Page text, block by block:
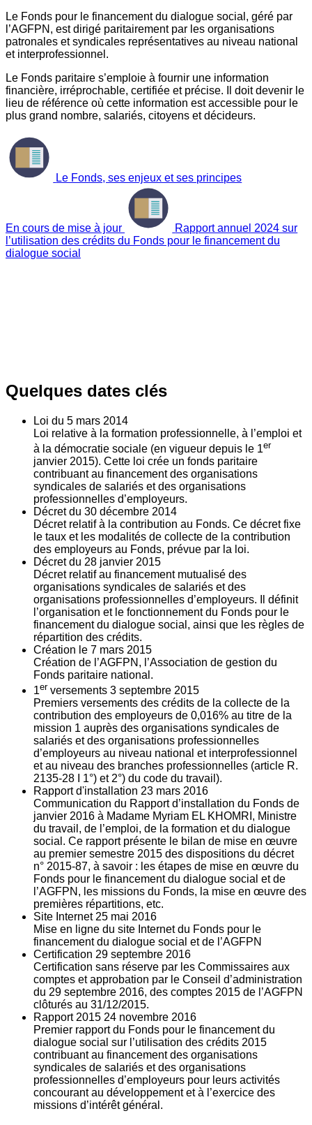
Le Fonds pour le financement du dialogue social, géré par
l’AGFPN, est dirigé paritairement par les organisations
patronales et syndicales représentatives au niveau national
et interprofessionnel.
Le Fonds paritaire s’emploie à fournir une information
financière, irréprochable, certifiée et précise. Il doit devenir le
lieu de référence où cette information est accessible pour le
plus grand nombre, salariés, citoyens et décideurs.
Le Fonds, ses enjeux et ses principes
En cours de mise à jour
Rapport annuel 2024 sur
l’utilisation des crédits du Fonds pour le financement du
dialogue social
Quelques dates clés
Loi du 5 mars 2014
Loi relative à la formation professionnelle, à l’emploi et
à la démocratie sociale (en vigueur depuis le 1er
janvier 2015). Cette loi crée un fonds paritaire
contribuant au financement des organisations
syndicales de salariés et des organisations
professionnelles d’employeurs.
Décret du 30 décembre 2014
Décret relatif à la contribution au Fonds. Ce décret fixe
le taux et les modalités de collecte de la contribution
des employeurs au Fonds, prévue par la loi.
Décret du 28 janvier 2015
Décret relatif au financement mutualisé des
organisations syndicales de salariés et des
organisations professionnelles d’employeurs. Il définit
l’organisation et le fonctionnement du Fonds pour le
financement du dialogue social, ainsi que les règles de
répartition des crédits.
Création le 7 mars 2015
Création de l’AGFPN, l’Association de gestion du
Fonds paritaire national.
1er versements 3 septembre 2015
Premiers versements des crédits de la collecte de la
contribution des employeurs de 0,016% au titre de la
mission 1 auprès des organisations syndicales de
salariés et des organisations professionnelles
d’employeurs au niveau national et interprofessionnel
et au niveau des branches professionnelles (article R.
2135‐28 I 1°) et 2°) du code du travail).
Rapport d'installation 23 mars 2016
Communication du Rapport d’installation du Fonds de
janvier 2016 à Madame Myriam EL KHOMRI, Ministre
du travail, de l’emploi, de la formation et du dialogue
social. Ce rapport présente le bilan de mise en œuvre
au premier semestre 2015 des dispositions du décret
n° 2015-87, à savoir : les étapes de mise en œuvre du
Fonds pour le financement du dialogue social et de
l’AGFPN, les missions du Fonds, la mise en œuvre des
premières répartitions, etc.
Site Internet 25 mai 2016
Mise en ligne du site Internet du Fonds pour le
financement du dialogue social et de l’AGFPN
Certification 29 septembre 2016
Certification sans réserve par les Commissaires aux
comptes et approbation par le Conseil d’administration
du 29 septembre 2016, des comptes 2015 de l’AGFPN
clôturés au 31/12/2015.
Rapport 2015 24 novembre 2016
Premier rapport du Fonds pour le financement du
dialogue social sur l’utilisation des crédits 2015
contribuant au financement des organisations
syndicales de salariés et des organisations
professionnelles d’employeurs pour leurs activités
concourant au développement et à l’exercice des
missions d’intérêt général.